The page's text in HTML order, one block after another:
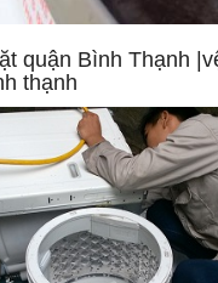
quận Bình Thạnh
thạnh